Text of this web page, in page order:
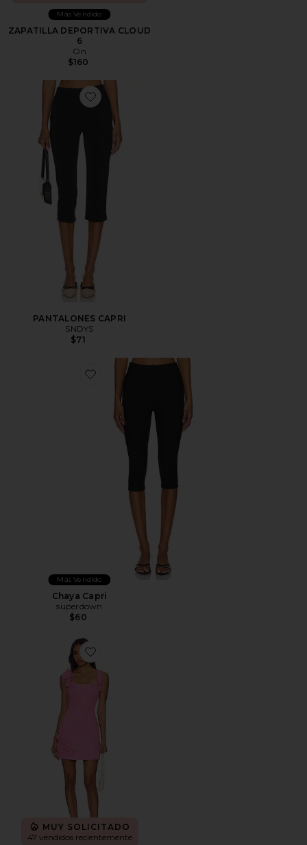
Más Vendido
ZAPATILLA DEPORTIVA CLOUD
6
On
$160
Favorite PANTALONES CAPRI
PANTALONES CAPRI
SNDYS
$71
Favorite Chaya Capri
Más Vendido
Chaya Capri
superdown
$60
Favorite MINIVESTIDO TROMPE
MUY SOLICITADO
47 vendidos recientemente